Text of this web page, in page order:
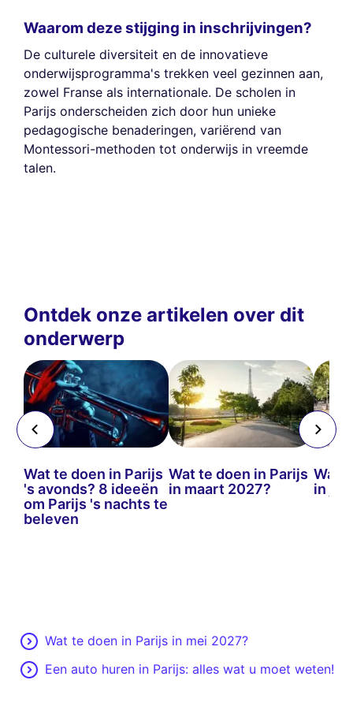
Waarom deze stijging in inschrijvingen?
De culturele diversiteit en de innovatieve
onderwijsprogramma's trekken veel gezinnen aan,
zowel Franse als internationale. De scholen in
Parijs onderscheiden zich door hun unieke
pedagogische benaderingen, variërend van
Montessori-methoden tot onderwijs in vreemde
talen.
Ontdek onze artikelen over dit
onderwerp
Wat te doen in Parijs
's avonds? 8 ideeën
om Parijs 's nachts te
beleven
Wat te doen in Parijs
in maart 2027?
Wat
in
Wat te doen in Parijs in mei 2027?
Een auto huren in Parijs: alles wat u moet weten!